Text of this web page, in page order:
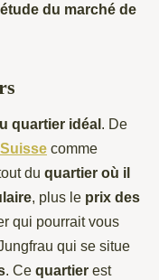
du marché de
quartier idéal . De
comme
du quartier où il
, plus le prix des
qui pourrait vous
qui se situe
. Ce quartier est